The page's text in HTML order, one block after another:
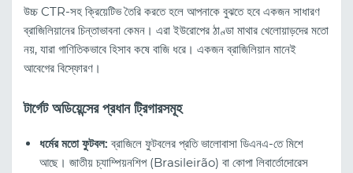
উচ্চ CTR-সহ ক্রিয়েটিভ তৈরি করতে হলে আপনাকে বুঝতে হবে একজন সাধারণ
ব্রাজিলিয়ানের চিন্তাভাবনা কেমন। এরা ইউরোপের ঠাণ্ডা মাথার খেলোয়াড়দের মতো
নয়, যারা গাণিতিকভাবে হিসাব কষে বাজি ধরে। একজন ব্রাজিলিয়ান মানেই
আবেগের বিস্ফোরণ।
টার্গেট অডিয়েন্সের প্রধান ট্রিগারসমূহ
ধর্মের মতো ফুটবল: ব্রাজিলে ফুটবলের প্রতি ভালোবাসা ডিএনএ-তে মিশে
আছে। জাতীয় চ্যাম্পিয়নশিপ (Brasileirão) বা কোপা লিবার্তোদোরেস